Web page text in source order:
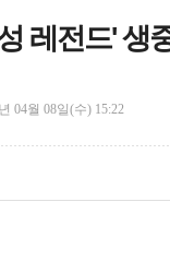
레전드' 생
04월 08일(수) 15:22